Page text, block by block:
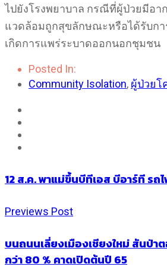
ไปยังโรงพยาบาล กรณีที่ผู้ป่วยมีอา
แวดล้อมถูกสุขลักษณะหรือได้รับกา
เกิดการแพร่ระบาดออกนอกชุมชน
Posted In:
Community Isolation, ผู้ป่วยโ
12 ส.ค. พาแม่ขึ้นบีทีเอส บีอาร์ที รถ
Previews Post
บนถนนเลี่ยงเมืองเชียงใหม่ สันป่า
กว่า 80 % คาดเปิดต้นปี 65